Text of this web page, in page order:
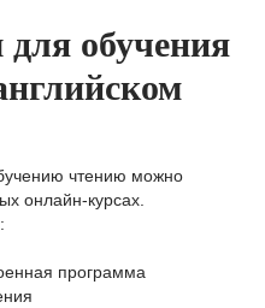
обучения
чтению можно
онлайн-курсах.
программа